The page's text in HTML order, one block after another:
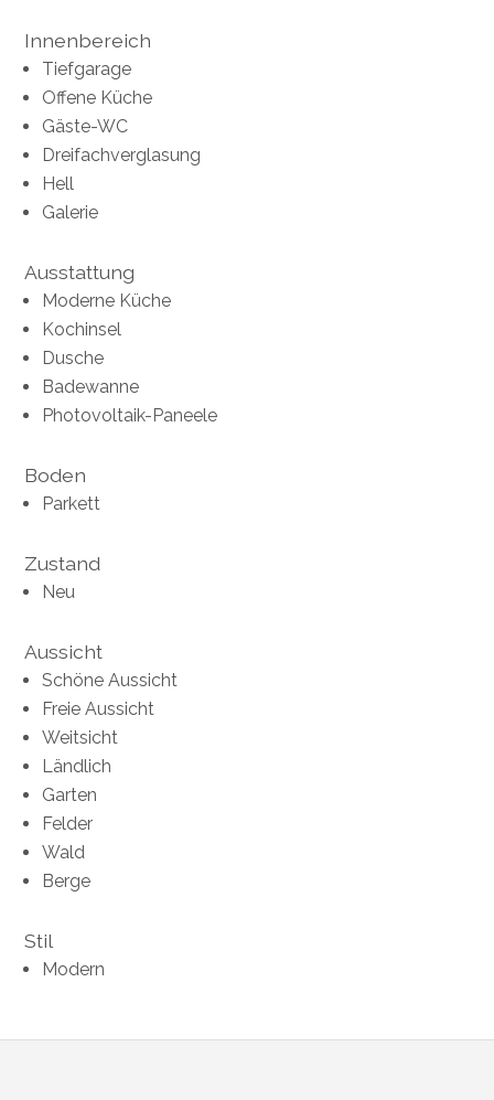
Innenbereich
Tiefgarage
Offene Küche
Gäste-WC
Dreifachverglasung
Hell
Galerie
Ausstattung
Moderne Küche
Kochinsel
Dusche
Badewanne
Photovoltaik-Paneele
Boden
Parkett
Zustand
Neu
Aussicht
Schöne Aussicht
Freie Aussicht
Weitsicht
Ländlich
Garten
Felder
Wald
Berge
Stil
Modern